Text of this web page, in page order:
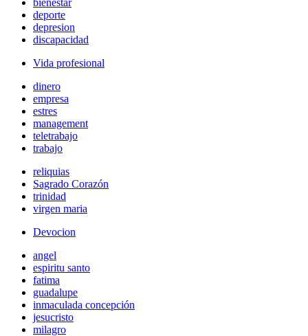
bienestar
deporte
depresion
discapacidad
Vida profesional
dinero
empresa
estres
management
teletrabajo
trabajo
reliquias
Sagrado Corazón
trinidad
virgen maria
Devocion
angel
espiritu santo
fatima
guadalupe
inmaculada concepción
jesucristo
milagro